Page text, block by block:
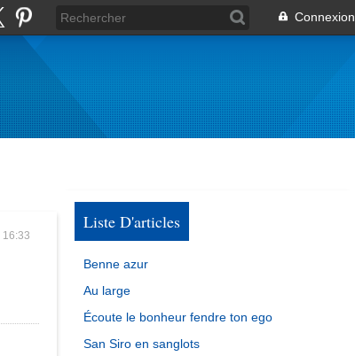
Connexion
16:33
Liste D'articles
Benne azur
Au large
Écoute le bonheur fendre ton ego
San Siro en sanglots